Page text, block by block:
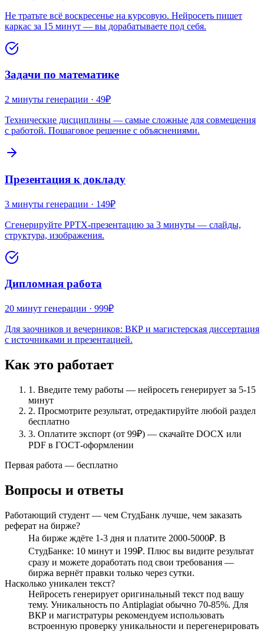
Не тратьте всё воскресенье на курсовую. Нейросеть пишет
каркас за 15 минут — вы дорабатываете под себя.
Задачи по математике
2 минуты генерации · 49₽
Технические дисциплины — самые сложные для совмещения
с работой. Пошаговое решение с объяснениями.
Презентация к докладу
3 минуты генерации · 149₽
Сгенерируйте PPTX-презентацию за 3 минуты — слайды,
структура, изображения.
Дипломная работа
20 минут генерации · 999₽
Для заочников и вечерников: ВКР и магистерская диссертация
с источниками и презентацией.
Как это работает
1. Введите тему работы — нейросеть генерирует за 5-15
минут
2. Просмотрите результат, отредактируйте любой раздел
бесплатно
3. Оплатите экспорт (от 99₽) — скачайте DOCX или
PDF в ГОСТ-оформлении
Первая работа — бесплатно
Вопросы и ответы
Работающий студент — чем СтудБанк лучше, чем заказать
реферат на бирже?
На бирже ждёте 1-3 дня и платите 2000-5000₽. В
СтудБанке: 10 минут и 199₽. Плюс вы видите результат
сразу и можете доработать под свои требования —
биржа вернёт правки только через сутки.
Насколько уникален текст?
Нейросеть генерирует оригинальный текст под вашу
тему. Уникальность по Antiplagiat обычно 70-85%. Для
ВКР и магистратуры рекомендуем использовать
встроенную проверку уникальности и перегенерировать